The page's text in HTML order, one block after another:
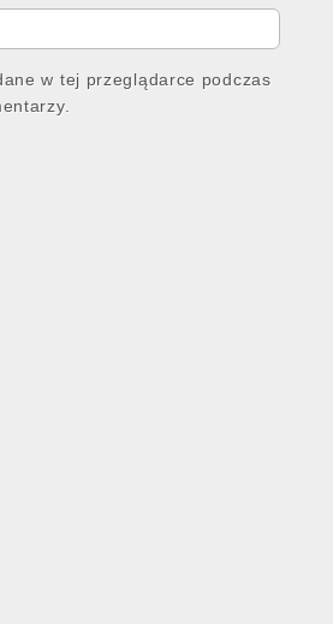
w tej przeglądarce podczas